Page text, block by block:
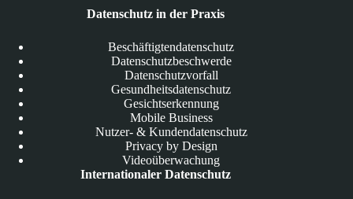
Datenschutz in der Praxis
Beschäftigtendatenschutz
Datenschutzbeschwerde
Datenschutzvorfall
Gesundheitsdatenschutz
Gesichtserkennung
Mobile Business
Nutzer- & Kundendatenschutz
Privacy by Design
Videoüberwachung
Internationaler Datenschutz